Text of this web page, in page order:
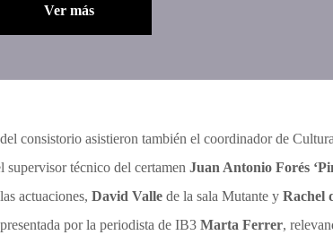
Ver más
consistorio asistieron también el coordinador de
supervisor técnico del certamen Juan Antonio Forés
actuaciones, David Valle de la sala Mutante y Rachel
por la periodista de IB3 Marta Ferrer,